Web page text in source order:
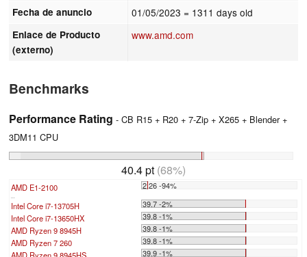
Fecha de anuncio 01/05/2023 = 1311 days old
Enlace de Producto
(externo)
www.amd.com
Benchmarks
Performance Rating - CB R15 + R20 + 7-Zip + X265 + Blender +
3DM11 CPU
40.4 pt (68%)
AMD E1-2100 2.26 -94%
Intel Core i7-13705H
39.7 -2%
Intel Core i7-13650HX
39.8 -1%
AMD Ryzen 9 8945H
39.8 -1%
AMD Ryzen 7 260
39.8 -1%
AMD Ryzen 9 8945HS
39.9 -1%